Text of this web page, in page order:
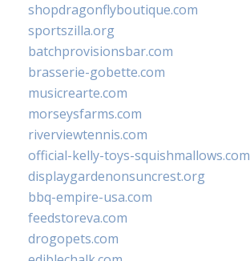
shopdragonflyboutique.com
sportszilla.org
batchprovisionsbar.com
brasserie-gobette.com
musicrearte.com
morseysfarms.com
riverviewtennis.com
official-kelly-toys-squishmallows.com
displaygardenonsuncrest.org
bbq-empire-usa.com
feedstoreva.com
drogopets.com